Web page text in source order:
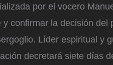
por el vocero
confirmar la decisión del
Líder espiritual y
decretará siete días